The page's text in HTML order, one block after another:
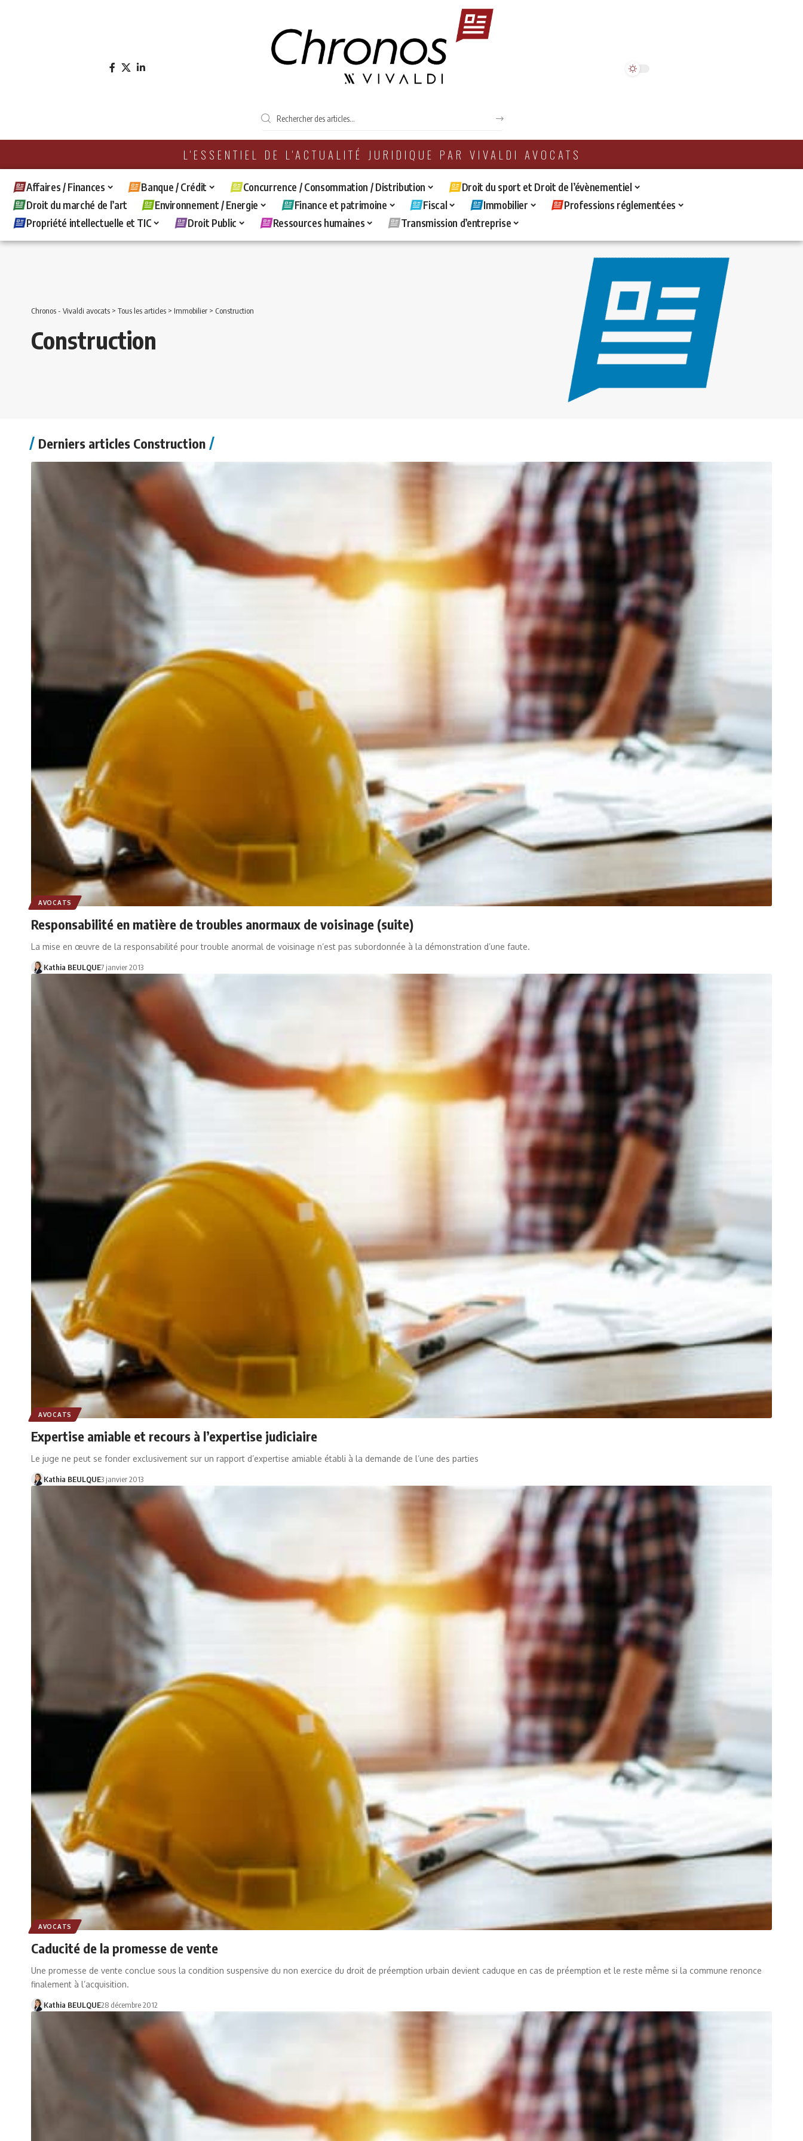
L'ESSENTIEL DE L'ACTUALITÉ JURIDIQUE PAR VIVALDI AVOCATS
Affaires / Finances Banque / Crédit Concurrence / Consommation / Distribution
Droit du sport et Droit de l’évènementiel
Droit du marché de l’art
Environnement / Energie Finance et patrimoine Fiscal Immobilier
Professions réglementées
Propriété intellectuelle et TIC
Droit Public Ressources humaines Transmission d’entreprise
Chronos - Vivaldi avocats > Tous les articles > Immobilier > Construction
Construction
Derniers articles Construction
AVOCATS
Responsabilité en matière de troubles anormaux de voisinage (suite)
La mise en œuvre de la responsabilité pour trouble anormal de voisinage n’est pas subordonnée à la démonstration d’une faute.
Kathia BEULQUE7 janvier 2013
AVOCATS
Expertise amiable et recours à l’expertise judiciaire
Le juge ne peut se fonder exclusivement sur un rapport d’expertise amiable établi à la demande de l’une des parties
Kathia BEULQUE3 janvier 2013
AVOCATS
Caducité de la promesse de vente
Une promesse de vente conclue sous la condition suspensive du non exercice du droit de préemption urbain devient caduque en cas de préemption et le reste même si la commune renonce
finalement à l’acquisition.
Kathia BEULQUE28 décembre 2012